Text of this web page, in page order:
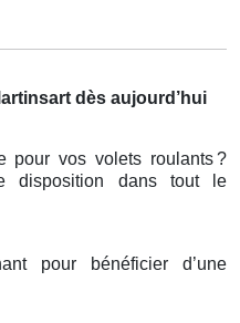
dès aujourd’hui
pour vos volets roulants?
disposition dans tout le
pour bénéficier d’une